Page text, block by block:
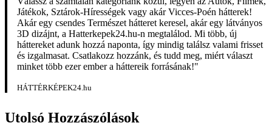
Játékok, Sztárok-Hírességek vagy akár Vicces-Poén hátterek!
Akár egy csendes Természet hátteret keresel, akár egy látványos
3D dizájnt, a Hatterkepek24.hu-n megtalálod. Mi több, új
háttereket adunk hozzá naponta, így mindig találsz valami frisset
és izgalmasat. Csatlakozz hozzánk, és tudd meg, miért választ
minket több ezer ember a háttereik forrásának!"
HÁTTÉRKÉPEK24.hu
Utolsó Hozzászólások